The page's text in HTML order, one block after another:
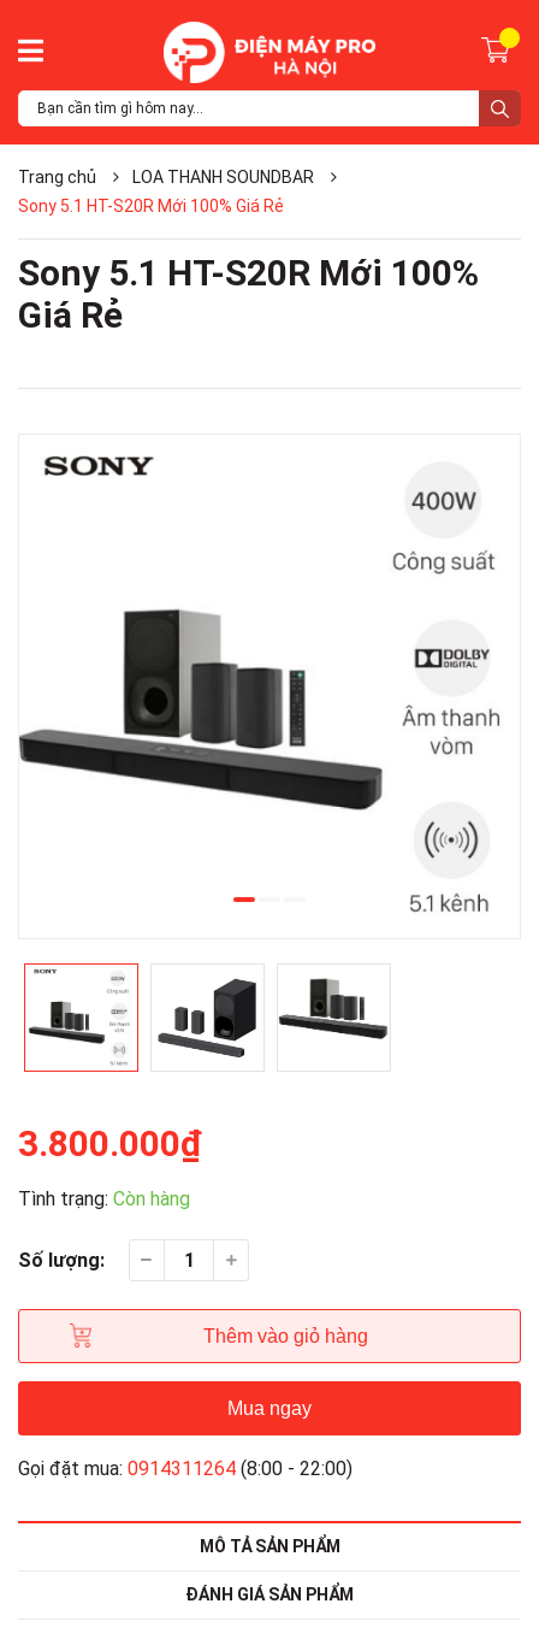
Trang chủ
LOA THANH SOUNDBAR
Sony 5.1 HT-S20R Mới 100% Giá Rẻ
Sony 5.1 HT-S20R Mới 100%
Giá Rẻ
3.800.000₫
Tình trạng: Còn hàng
Số lượng:
Thêm vào giỏ hàng
Mua ngay
Gọi đặt mua: 0914311264 (8:00 - 22:00)
MÔ TẢ SẢN PHẨM
ĐÁNH GIÁ SẢN PHẨM